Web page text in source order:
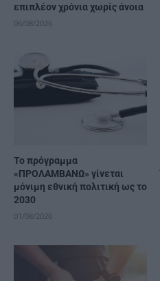
επιπλέον χρόνια χωρίς άνοια
06/08/2026
Το πρόγραμμα
«ΠΡΟΛΑΜΒΑΝΩ» γίνεται
μόνιμη εθνική πολιτική ως το
2030
01/08/2026